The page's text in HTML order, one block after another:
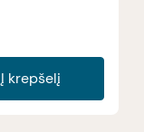
Į krepšelį